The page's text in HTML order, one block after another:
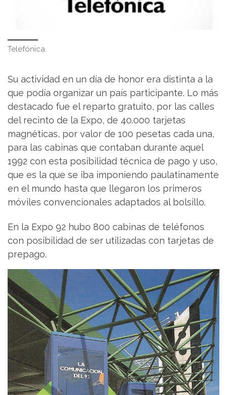
Telefónica.
Su actividad en un día de honor era distinta a la
que podía organizar un país participante. Lo más
destacado fue el reparto gratuito, por las calles
del recinto de la Expo, de 40.000 tarjetas
magnéticas, por valor de 100 pesetas cada una,
para las cabinas que contaban durante aquel
1992 con esta posibilidad técnica de pago y uso,
que es la que se iba imponiendo paulatinamente
en el mundo hasta que llegaron los primeros
móviles convencionales adaptados al bolsillo.
En la Expo 92 hubo 800 cabinas de teléfonos
con posibilidad de ser utilizadas con tarjetas de
prepago.